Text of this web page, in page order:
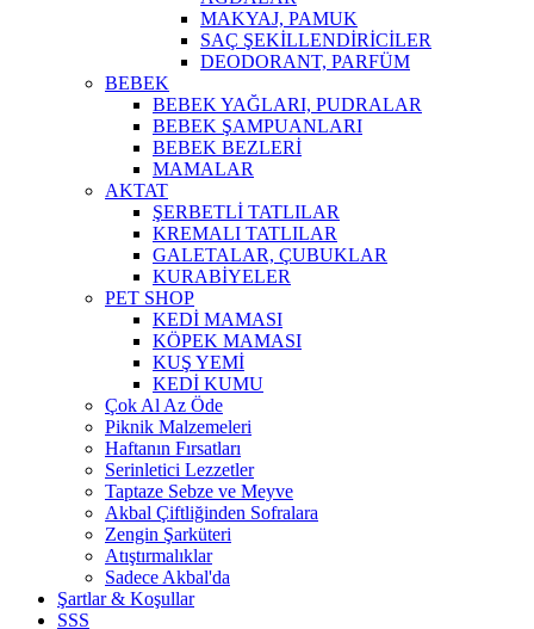
MAKYAJ, PAMUK
SAÇ ŞEKİLLENDİRİCİLER
DEODORANT, PARFÜM
BEBEK
BEBEK YAĞLARI, PUDRALAR
BEBEK ŞAMPUANLARI
BEBEK BEZLERİ
MAMALAR
AKTAT
ŞERBETLİ TATLILAR
KREMALI TATLILAR
GALETALAR, ÇUBUKLAR
KURABİYELER
PET SHOP
KEDİ MAMASI
KÖPEK MAMASI
KUŞ YEMİ
KEDİ KUMU
Çok Al Az Öde
Piknik Malzemeleri
Haftanın Fırsatları
Serinletici Lezzetler
Taptaze Sebze ve Meyve
Akbal Çiftliğinden Sofralara
Zengin Şarküteri
Atıştırmalıklar
Sadece Akbal'da
Şartlar & Koşullar
SSS